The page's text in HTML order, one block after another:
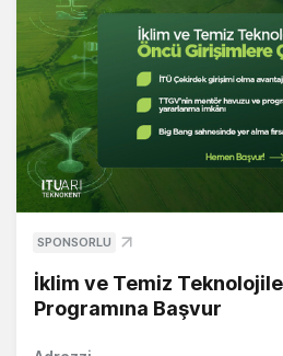
SPONSORLU
İklim ve Temiz
Programına Başvur